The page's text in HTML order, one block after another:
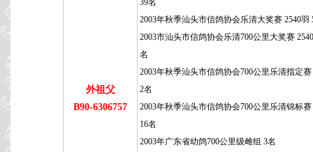
外祖父
B90-6306757
39名
2003年秋季汕头市信鸽协会乐清大奖赛 2540羽
2003市汕头市信鸽协会乐清700公里大奖赛
名
2003年秋季汕头市信鸽协会700公里乐清指定赛
2名
2003年秋季汕头市信鸽协会700公里乐清锦标赛
16名
2003年广东省幼鸽700公里级雌组 3名